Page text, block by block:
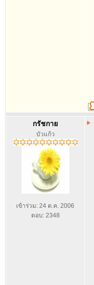
กรัชกาย
บัวแก้ว
เข้าร่วม: 24 ต.ค. 2006
ตอบ: 2348